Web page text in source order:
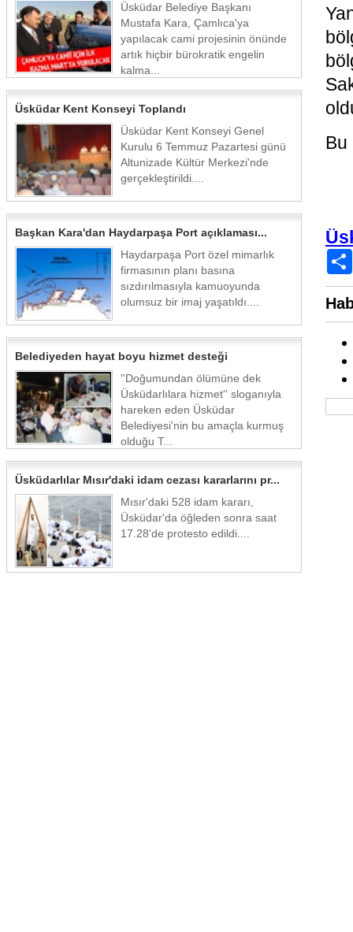
Üsküdar Belediye Başkanı
Mustafa Kara, Çamlıca'ya
yapılacak cami projesinin önünde
artık hiçbir bürokratik engelin
kalma...
Üsküdar Kent Konseyi Toplandı
Üsküdar Kent Konseyi Genel
Kurulu 6 Temmuz Pazartesi günü
Altunizade Kültür Merkezi'nde
gerçekleştirildi....
Başkan Kara'dan Haydarpaşa Port açıklaması...
Haydarpaşa Port özel mimarlık
firmasının planı basına
sızdırılmasıyla kamuoyunda
olumsuz bir imaj yaşatıldı....
Belediyeden hayat boyu hizmet desteği
''Doğumundan ölümüne dek
Üsküdarlılara hizmet'' sloganıyla
hareken eden Üsküdar
Belediyesi'nin bu amaçla kurmuş
olduğu T...
Üsküdarlılar Mısır'daki idam cezası kararlarını pr...
Mısır'daki 528 idam kararı,
Üsküdar'da öğleden sonra saat
17.28'de protesto edildi....
Bu